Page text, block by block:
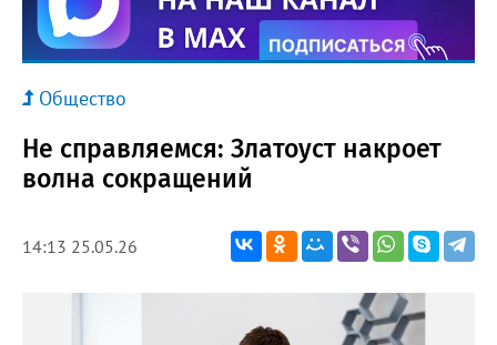
Общество
Не справляемся: Златоуст накроет
волна сокращений
14:13 25.05.26